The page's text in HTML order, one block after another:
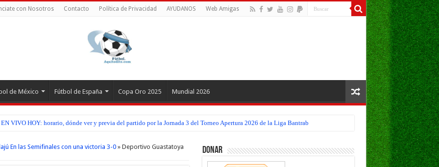
con Nosotros Contacto Política de Privacidad AYUDANOS Web Amigas
de México Fútbol de España Copa Oro 2025 Mundial 2026
VIVO HOY: horario, dónde ver y previa del partido por la Jornada 3 del Torneo Apertura 2026 de la Liga Bantrab
En las Semifinales con una victoria 3-0 » Deportivo Guastatoya
Donar